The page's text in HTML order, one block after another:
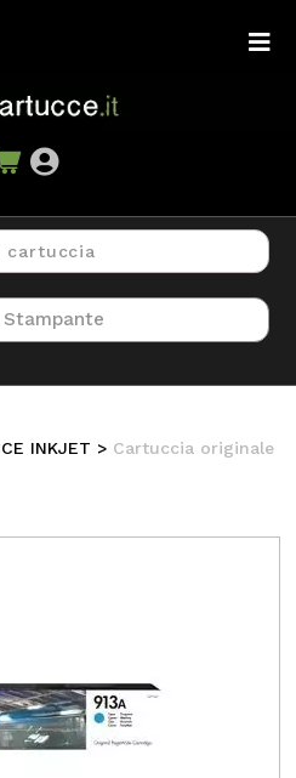
INKJET > Cartuccia originale